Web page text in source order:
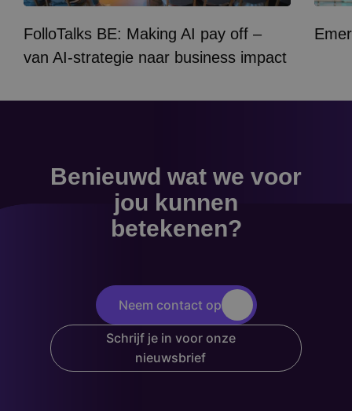
FolloTalks BE: Making AI pay off –
van AI-strategie naar business impact
Benieuwd wat we voor
jou kunnen
betekenen?
Neem contact op
Schrijf je in voor onze
nieuwsbrief